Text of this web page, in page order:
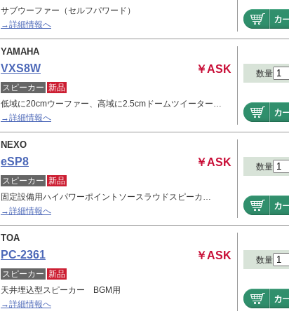
サブウーファー（セルフパワード）
→詳細情報へ
YAMAHA
VXS8W ￥ASK
スピーカー 新品
低域に20cmウーファー、高域に2.5cmドームツイーター…
→詳細情報へ
数量
NEXO
eSP8 ￥ASK
スピーカー 新品
固定設備用ハイパワーポイントソースラウドスピーカ…
→詳細情報へ
数量
TOA
PC-2361 ￥ASK
スピーカー 新品
天井埋込型スピーカー BGM用
→詳細情報へ
数量